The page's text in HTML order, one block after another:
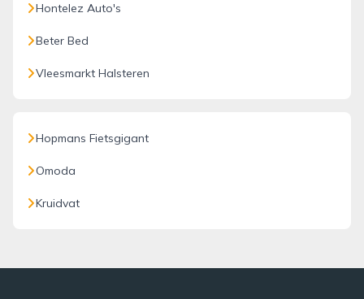
Hontelez Auto's
Beter Bed
Vleesmarkt Halsteren
Hopmans Fietsgigant
Omoda
Kruidvat